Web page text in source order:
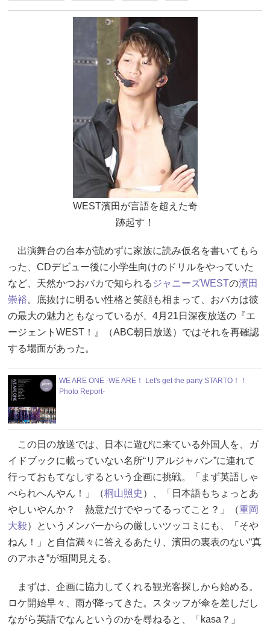
WEST濱田が言語を超えた奇
跡起す！
出演舞台の台本が読めずに家族に読み仮名を書いてもら
った、CDデビュー後に小学生向けのドリルをやっていた
など、天然かつおバカで知られる ジャニーズWESTの濱田
崇裕。底抜けに明るい性格と笑顔も相まって、おバカは彼
の最大の魅力ともなっているが、4月21日深夜放送の『エ
ージェントWEST！』（ABC朝日放送）ではそれを再確認
する場面があった。
WE ARE ONE -WE ARE！ Let's get the party STARTO！！
Photo Report-
この日の放送では、日本に遊びに来ている外国人を、ガ
イドブックに載っていない名所“リアルジャパン”に連れて
行っておもてなしするという企画に挑戦。「まず英語しゃ
べられへんやん！」（桐山照史 ）、「日本語もちょっとあ
やしいやんか？ 熱意だけでやってるってこと？」（重岡
大毅）というメンバーからの厳しいツッコミにも、「そや
ねん！」と自信満々に答えるあたり、濱田の裏表のない“真
のアホさ”が垣間見える。
まずは、企画に協力してくれる観光客探しから始める。
ロケ開始早々、雨が降ってきた。スタッフが傘を差しだし
ながら英語でなんというのかを尋ねると、「kasa？」